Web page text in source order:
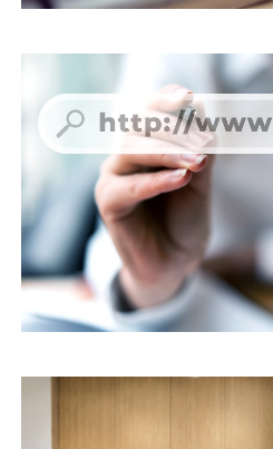
İNTERNETTEN
KAPSAMLI BIR